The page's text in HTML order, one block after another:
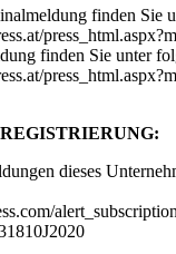
finden Sie
finden Sie unter
dieses